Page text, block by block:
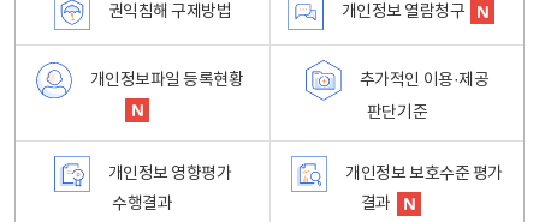
권익침해 구제방법 개인정보 열람청구
개인정보파일 등록현황
추가적인 이용·제공
판단기준
개인정보 영향평가
수행결과
개인정보 보호수준 평가
결과